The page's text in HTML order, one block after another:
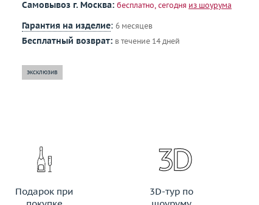
Самовывоз г. Москва: бесплатно, сегодня из шоурума
Гарантия на изделие: 6 месяцев
Бесплатный возврат: в течение 14 дней
эксклюзив
Подарок при
3D-тур по